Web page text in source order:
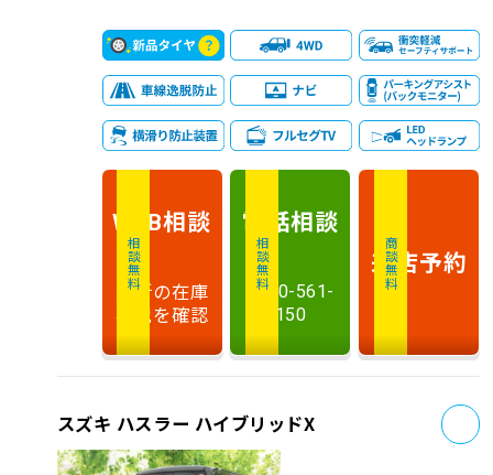
相談無料
WEB相談
最新の在庫
状況を確認
相談無料
電話相談
0120-561-
150
商談無料
来店予約
スズキ ハスラー ハイブリッドX